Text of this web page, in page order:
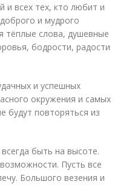
и всех тех, кто любит и
и мудрого
тёплые слова, душевные
бодрости, радости
и успешных
окружения и самых
будут повторяться из
быть на высоте.
Пусть все
Большого везения и